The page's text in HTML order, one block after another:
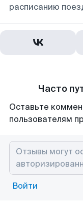
расписанию
Часто
Оставьте
пользователям
Войти